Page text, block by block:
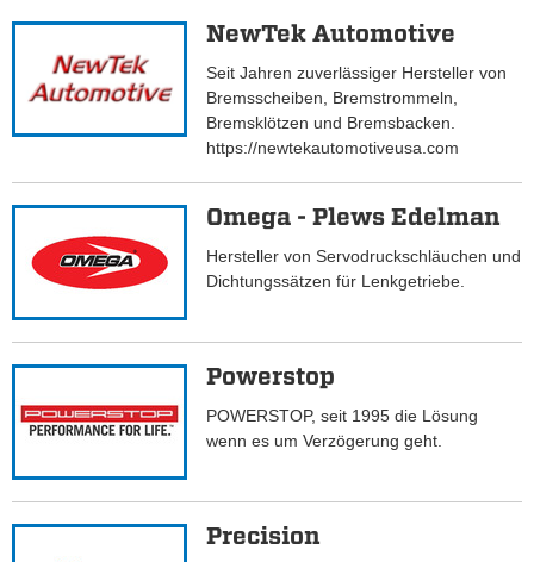
NewTek Automotive
Seit Jahren zuverlässiger Hersteller von
Bremsscheiben, Bremstrommeln,
Bremsklötzen und Bremsbacken.
https://newtekautomotiveusa.com
Omega - Plews Edelman
Hersteller von Servodruckschläuchen und
Dichtungssätzen für Lenkgetriebe.
Powerstop
POWERSTOP, seit 1995 die Lösung
wenn es um Verzögerung geht.
Precision